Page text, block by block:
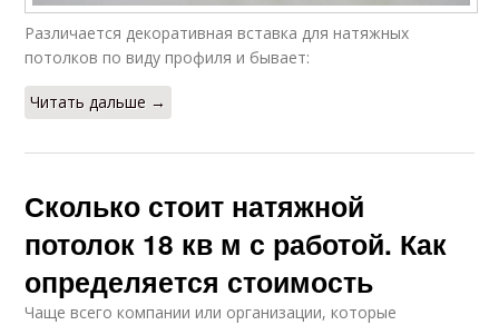
Различается декоративная вставка для натяжных
потолков по виду профиля и бывает:
Читать дальше →
Сколько стоит натяжной
потолок 18 кв м с работой. Как
определяется стоимость
Чаще всего компании или организации, которые